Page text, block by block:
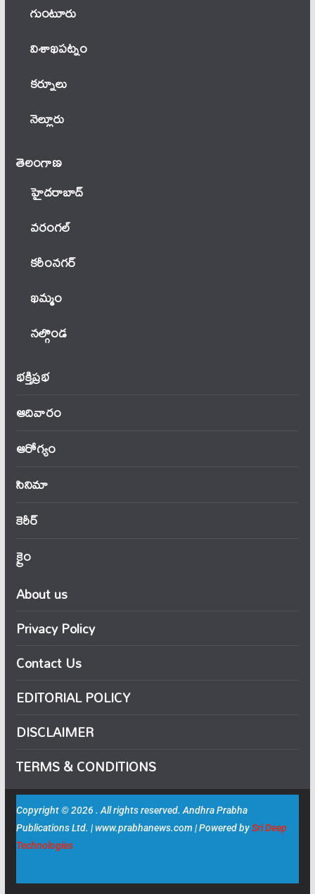
గుంటూరు
విశాఖపట్నం
కర్నూలు
నెల్లూరు
తెలంగాణ‌
హైదరాబాద్
వ‌రంగ‌ల్
కరీంనగర్
ఖ‌మ్మం
నల్గొండ
భక్తిప్రభ
ఆదివారం
ఆరోగ్యం
సినిమా
కెరీర్
క్రైం
About us
Privacy Policy
Contact Us
EDITORIAL POLICY
DISCLAIMER
TERMS & CONDITIONS
Copyright © 2026 . All rights reserved. Andhra Prabha
Publications Ltd. | www.prabhanews.com | Powered bySri Deep
Technologies